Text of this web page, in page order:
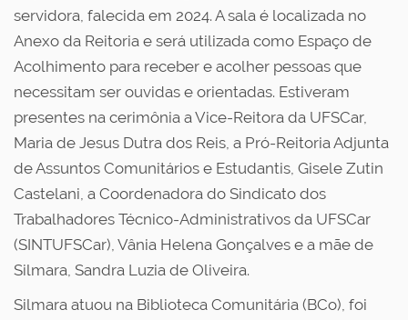
servidora, falecida em 2024. A sala é localizada no
Anexo da Reitoria e será utilizada como Espaço de
Acolhimento para receber e acolher pessoas que
necessitam ser ouvidas e orientadas. Estiveram
presentes na cerimônia a Vice-Reitora da UFSCar,
Maria de Jesus Dutra dos Reis, a Pró-Reitoria Adjunta
de Assuntos Comunitários e Estudantis, Gisele Zutin
Castelani, a Coordenadora do Sindicato dos
Trabalhadores Técnico-Administrativos da UFSCar
(SINTUFSCar), Vânia Helena Gonçalves e a mãe de
Silmara, Sandra Luzia de Oliveira.
Silmara atuou na Biblioteca Comunitária (BCo), foi